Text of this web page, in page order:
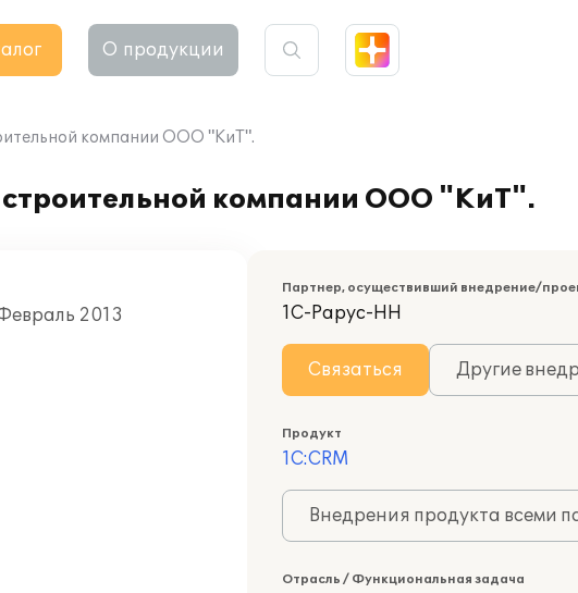
О продукции
компании ООО "КиТ".
компании ООО "КиТ".
2013
Партнер, осуществивший внедрение/
1С-Рарус-НН
Связаться Другие
Продукт
1С:CRM
Внедрения продукта всеми
Отрасль / Функциональная задача